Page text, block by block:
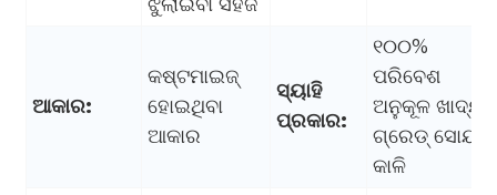
ଆକାର:
କଷ୍ଟମାଇଜ୍
ହୋଇଥିବା
ଆକାର
ସ୍ୟାହି
ପ୍ରକାର:
୧୦୦%
ପରିବେଶ
ଅନୁକୂଳ ଖାଦ୍ୟ
ଗ୍ରେଡ୍ ସୋୟା
କାଳି